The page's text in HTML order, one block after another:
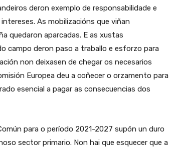
deron exemplo de responsabilidade e
As mobilizacións que viñan
quedaron aparcadas. E as xustas
campo deron paso a traballo e esforzo para
non deixasen de chegar os necesarios
Europea deu a coñecer o orzamento para
esencial a pagar as consecuencias dos
para o período 2021-2027 supón un duro
sector primario. Non hai que esquecer que a